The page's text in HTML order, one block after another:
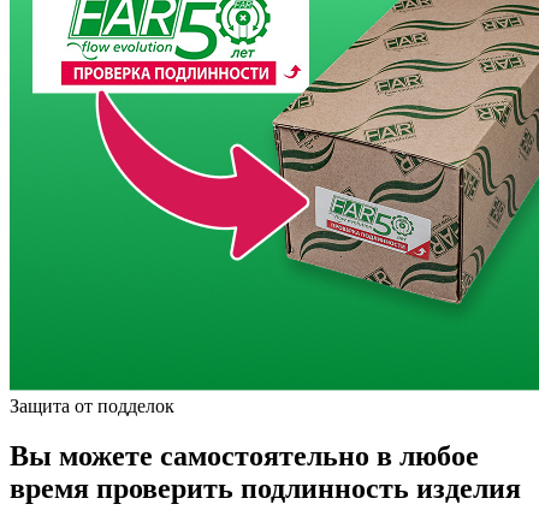
Защита от подделок
Вы можете самостоятельно в любое
время проверить подлинность изделия